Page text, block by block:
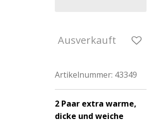
Ausverkauft
Artikelnummer: 43349
2 Paar extra warme,
dicke und weiche